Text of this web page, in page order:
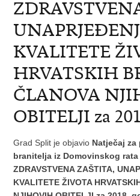
KVALITETE
HRVATSKIH
ČLANOVA
OBITELJI za
Grad Split je objavio Natječaj
branitelja iz Domovinskog
ZDRAVSTVENA ZAŠTITA,
KVALITETE ŽIVOTA